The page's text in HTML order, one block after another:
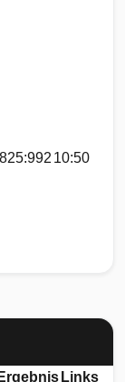
825:992 10:50
Ergebnis Links